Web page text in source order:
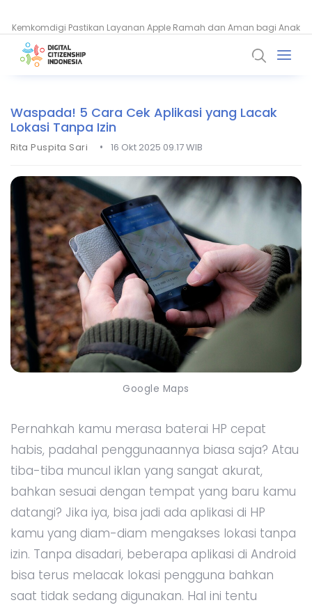
Cara Cek Kendaraan Kena Tilang ETLE Secara Online, Praktis!
Waspada! 5 Cara Cek Aplikasi yang Lacak
Lokasi Tanpa Izin
Rita Puspita Sari • 16 Okt 2025 09.17 WIB
Google Maps
Pernahkah kamu merasa baterai HP cepat
habis, padahal penggunaannya biasa saja? Atau
tiba-tiba muncul iklan yang sangat akurat,
bahkan sesuai dengan tempat yang baru kamu
datangi? Jika iya, bisa jadi ada aplikasi di HP
kamu yang diam-diam mengakses lokasi tanpa
izin. Tanpa disadari, beberapa aplikasi di Android
bisa terus melacak lokasi pengguna bahkan
saat tidak sedang digunakan. Hal ini tentu